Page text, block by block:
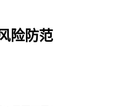
险防范